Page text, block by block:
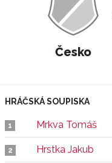
Česko
HRÁČSKÁ SOUPISKA
1 Mrkva Tomáš
2 Hrstka Jakub